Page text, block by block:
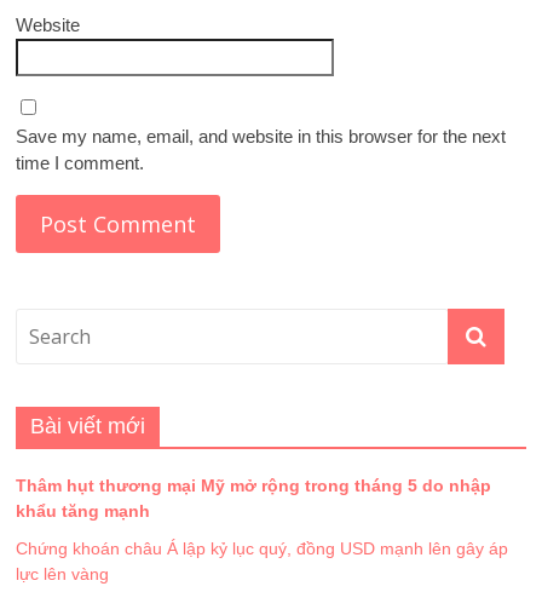
Website
Save my name, email, and website in this browser for the next
time I comment.
Bài viết mới
Thâm hụt thương mại Mỹ mở rộng trong tháng 5 do nhập
khẩu tăng mạnh
Chứng khoán châu Á lập kỷ lục quý, đồng USD mạnh lên gây áp
lực lên vàng